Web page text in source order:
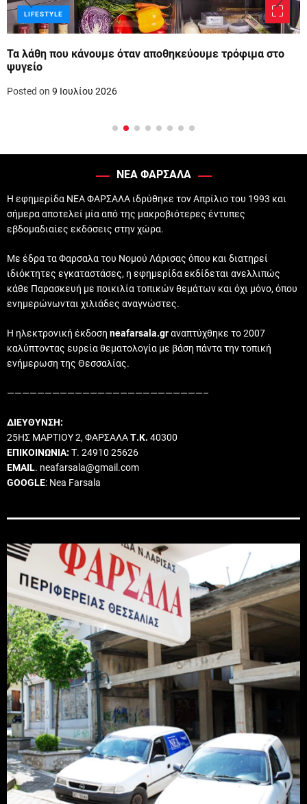
LIFESTYLE
Τα λάθη που κάνουμε όταν αποθηκεύουμε τρόφιμα στο
ψυγείο
Posted on 9 Ιουλίου 2026
ΝΕΑ ΦΑΡΣΑΛΑ
Η εφημερίδα ΝΕΑ ΦΑΡΣΑΛΑ ιδρύθηκε τον Απρίλιο του 1993 και
σήμερα αποτελεί μία από της μακροβιότερες έντυπες
εβδομαδιαίες εκδόσεις στην χώρα.
Με έδρα τα Φαρσαλα του Νομού Λάρισας όπου και διατηρεί
ιδιόκτητες εγκαταστάσες, η εφημερίδα εκδίδεται ανελλιπώς
κάθε Παρασκευή με ποικιλία τοπικών θεμάτων και όχι μόνο, όπου
ενημερώνωνται χιλιάδες αναγνώστες.
Η ηλεκτρονική έκδοση neafarsala.grαναπτύχθηκε το 2007
καλύπτοντας ευρεία θεματολογία με βάση πάντα την τοπική
ενήμερωση της Θεσσαλίας.
——————————————————————————–
ΔΙΕΥΘΥΝΣΗ:
25ΗΣ ΜΑΡΤΙΟΥ 2, ΦΑΡΣΑΛΑΤ.Κ. 40300
ΕΠΙΚΟΙΝΩΝΙΑ: Τ. 24910 25626
EMAIL. neafarsala@gmail.com
GOOGLE: Nea Farsala